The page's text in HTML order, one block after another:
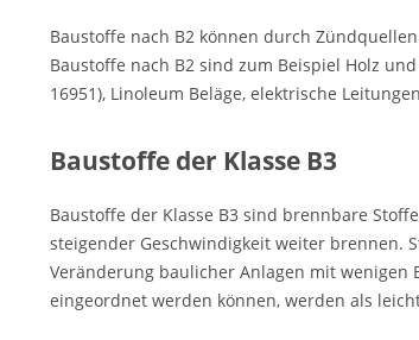
Baustoffe nach B2 können durch
Baustoffe nach B2 sind zum Beispiel Holz
16951), Linoleum Beläge, elektrische
Baustoffe der Klasse B3
Baustoffe der Klasse B3 sind brennbare
steigender Geschwindigkeit weiter brennen.
Veränderung baulicher Anlagen mit wenigen
eingeordnet werden können, werden als